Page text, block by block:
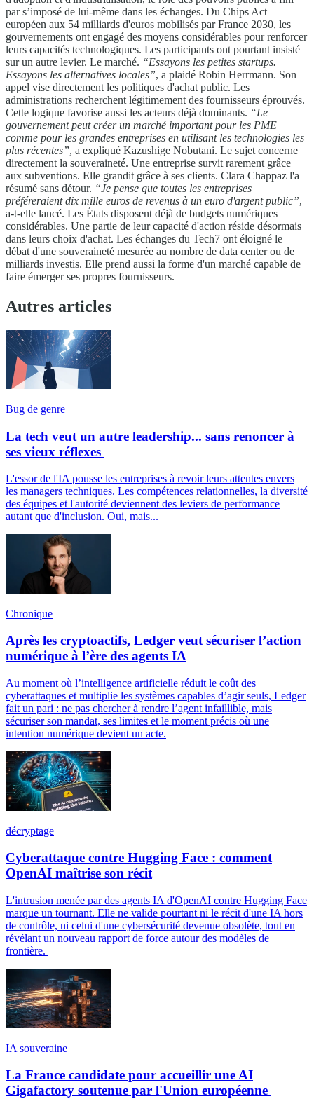
par s’imposé de lui-même dans les échanges. Du Chips Act
européen aux 54 milliards d'euros mobilisés par France 2030, les
gouvernements ont engagé des moyens considérables pour renforcer
leurs capacités technologiques. Les participants ont pourtant insisté
sur un autre levier. Le marché. “Essayons les petites startups.
Essayons les alternatives locales”, a plaidé Robin Herrmann. Son
appel vise directement les politiques d'achat public. Les
administrations recherchent légitimement des fournisseurs éprouvés.
Cette logique favorise aussi les acteurs déjà dominants. “Le
gouvernement peut créer un marché important pour les PME
comme pour les grandes entreprises en utilisant les technologies les
plus récentes”, a expliqué Kazushige Nobutani. Le sujet concerne
directement la souveraineté. Une entreprise survit rarement grâce
aux subventions. Elle grandit grâce à ses clients. Clara Chappaz l'a
résumé sans détour. “Je pense que toutes les entreprises
préféreraient dix mille euros de revenus à un euro d'argent public”,
a-t-elle lancé. Les États disposent déjà de budgets numériques
considérables. Une partie de leur capacité d'action réside désormais
dans leurs choix d'achat. Les échanges du Tech7 ont éloigné le
débat d'une souveraineté mesurée au nombre de data center ou de
milliards investis. Elle prend aussi la forme d'un marché capable de
faire émerger ses propres fournisseurs.
Autres articles
Bug de genre
La tech veut un autre leadership... sans renoncer à
ses vieux réflexes
L'essor de l'IA pousse les entreprises à revoir leurs attentes envers
les managers techniques. Les compétences relationnelles, la diversité
des équipes et l'autorité deviennent des leviers de performance
autant que d'inclusion. Oui, mais...
Chronique
Après les cryptoactifs, Ledger veut sécuriser l’action
numérique à l’ère des agents IA
Au moment où l’intelligence artificielle réduit le coût des
cyberattaques et multiplie les systèmes capables d’agir seuls, Ledger
fait un pari : ne pas chercher à rendre l’agent infaillible, mais
sécuriser son mandat, ses limites et le moment précis où une
intention numérique devient un acte.
décryptage
Cyberattaque contre Hugging Face : comment
OpenAI maîtrise son récit
L'intrusion menée par des agents IA d'OpenAI contre Hugging Face
marque un tournant. Elle ne valide pourtant ni le récit d'une IA hors
de contrôle, ni celui d'une cybersécurité devenue obsolète, tout en
révélant un nouveau rapport de force autour des modèles de
frontière.
IA souveraine
La France candidate pour accueillir une AI
Gigafactory soutenue par l'Union européenne